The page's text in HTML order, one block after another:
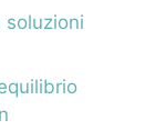
soluzioni